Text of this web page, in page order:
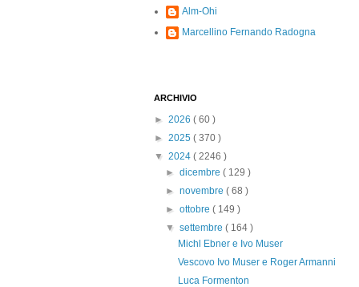
Alm-Ohi
Marcellino Fernando Radogna
ARCHIVIO
► 2026 ( 60 )
► 2025 ( 370 )
▼ 2024 ( 2246 )
►dicembre( 129 )
►novembre( 68 )
►ottobre( 149 )
▼settembre( 164 )
Michl Ebner e Ivo Muser
Vescovo Ivo Muser e Roger Armanni
Luca Formenton